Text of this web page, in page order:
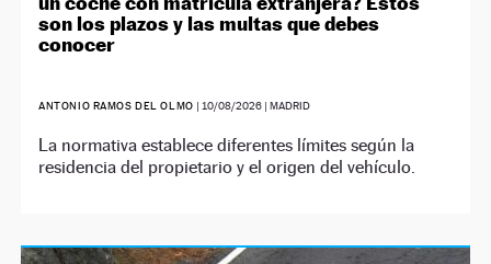
son los plazos y las multas que debes
conocer
ANTONIO RAMOS DEL OLMO | 10/08/2026 | MADRID
La normativa establece diferentes límites según la
residencia del propietario y el origen del vehículo.